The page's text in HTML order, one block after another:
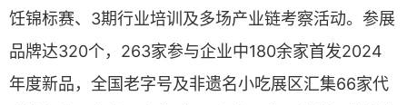
饪锦标赛、3期行业培训及多场产业链考察活动。参展
品牌达320个，263家参与企业中180余家首发2024
年度新品，全国老字号及非遗名小吃展区汇集66家代